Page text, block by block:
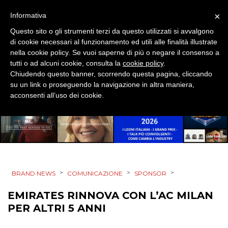
EVENTI
MOBILE
PROMOZIONI
PUNTI VENDITA
BRAND NEWS > COMUNICAZIONE > SPONSOR >
EMIRATES RINNOVA CON L’AC MILAN
PER ALTRI 5 ANNI
×
Informativa
Questo sito o gli strumenti terzi da questo utilizzati si avvalgono
di cookie necessari al funzionamento ed utili alle finalità illustrate
nella cookie policy. Se vuoi saperne di più o negare il consenso a
tutti o ad alcuni cookie, consulta la cookie policy.
Chiudendo questo banner, scorrendo questa pagina, cliccando
su un link o proseguendo la navigazione in altra maniera,
acconsenti all’uso dei cookie.